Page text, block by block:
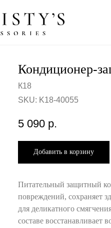
Кондиционер-
К18
SKU: K18-40055
5 090 р.
Добавить в корзину
Питательный защитный
повреждений, сохраняет
для деликатного
составе